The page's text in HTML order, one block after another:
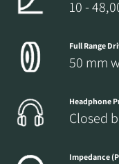
10 -
Full Range
50 mm
Headphone
Closed
Impedance